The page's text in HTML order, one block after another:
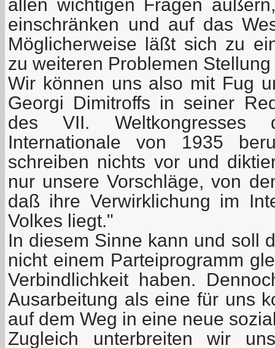
allen wichtigen Fragen
einschränken und auf das
Möglicherweise läßt sich zu
zu weiteren Problemen
Wir können uns also mit Fug
Georgi Dimitroffs in seiner
des VII. Weltkongresses
Internationale von 1935
schreiben nichts vor und
nur unsere Vorschläge, von
daß ihre Verwirklichung im
Volkes liegt."
In diesem Sinne kann und soll
nicht einem Parteiprogramm
Verbindlichkeit haben.
Ausarbeitung als eine für uns
auf dem Weg in eine neue
Zugleich unterbreiten wir